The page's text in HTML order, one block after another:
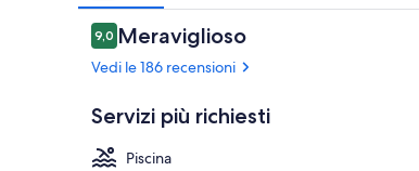
Recensioni
9,09,0 su 10
Meraviglioso
Vedi le 186 recensioni
Servizi più richiesti
Piscina